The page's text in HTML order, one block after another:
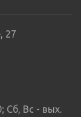
27
Сб, Вс - вых.